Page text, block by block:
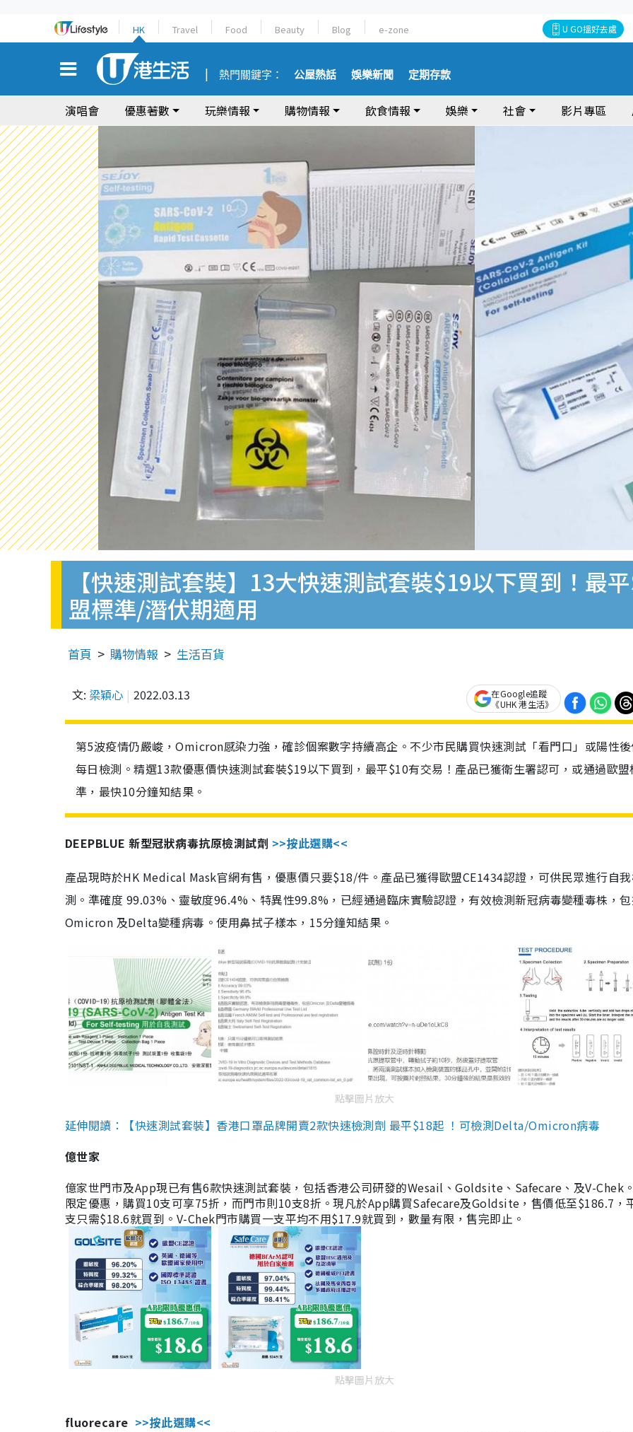
HK Travel Food Beauty Blog e-zone U GO搵好去處
熱門關鍵字： 公屋熱話 娛樂新聞 定期存款
演唱會 優惠著數 玩樂情報 購物情報 飲食情報 娛樂 社會 影片專區
【快速測試套裝】13大快速測試套裝$19以下買到！最
盟標準/潛伏期適用
首頁 購物情報 生活百貨
文: 梁穎心 2022.03.13
在Google追蹤
《UHK 港生活》
第5波疫情仍嚴峻，Omicron感染力強，確診個案數字持續高企。不少市民購買快速測試「看門口」或陽性
每日檢測。精選13款優惠價快速測試套裝$19以下買到，最平$10有交易！產品已獲衛生署認可，或通過歐盟
準，最快10分鐘知結果。
DEEPBLUE 新型冠狀病毒抗原檢測試劑 >>按此選購<<
產品現時於HK Medical Mask官網有售，優惠價只要$18/件。產品已獲得歐盟CE1434認證，可供民眾進行自
測。準確度 99.03%、靈敏度96.4%、特異性99.8%，已經通過臨床實驗認證，有效檢測新冠病毒變種毒株，
Omicron 及Delta變種病毒。使用鼻拭子樣本，15分鐘知結果。
點擊圖片放大
延伸閱讀：【快速測試套裝】香港口罩品牌開賣2款快速檢測劑 最平$18起 ！可檢測Delta/Omicron病毒
億世家
億家世門市及App現已有售6款快速測試套裝，包括香港公司研發的Wesail、Goldsite、Safecare、及V-Chek
限定優惠，購買10支可享75折，而門市則10支8折。現凡於App購買Safecare及Goldsite，售價低至$186.7，
支只需$18.6就買到。V-Chek門市購買一支平均不用$17.9就買到，數量有限，售完即止。
點擊圖片放大
fluorecare >>按此選購<<